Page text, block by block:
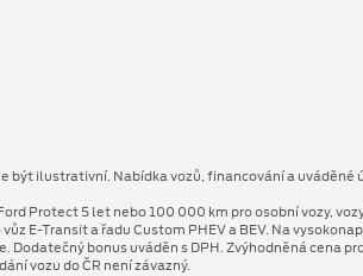
být ilustrativní. Nabídka vozů, financování a
Protect 5 let nebo 100 000 km pro osobní vozy,
E-Transit a řadu Custom PHEV a BEV. Na
Dodatečný bonus uváděn s DPH. Zvýhodněná cena
vozu do ČR není závazný.